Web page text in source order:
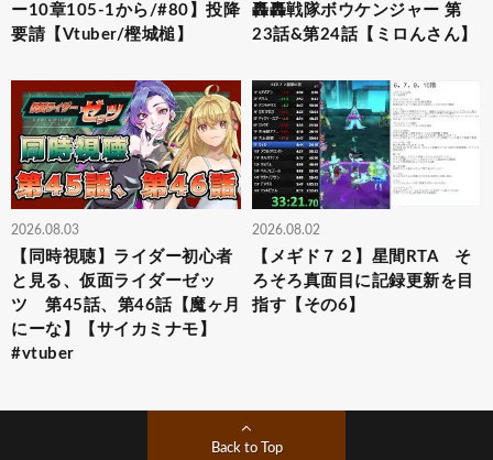
ー10章105-1から/#80】投降
要請【Vtuber/樫城槌】
轟轟戦隊ボウケンジャー 第
23話&第24話【ミロんさん】
2026.08.03
【同時視聴】ライダー初心者
と見る、仮面ライダーゼッ
ツ 第45話、第46話【魔ヶ月
にーな】【サイカミナモ】
#vtuber
2026.08.02
【メギド７２】星間RTA そ
ろそろ真面目に記録更新を目
指す【その6】
Back to Top